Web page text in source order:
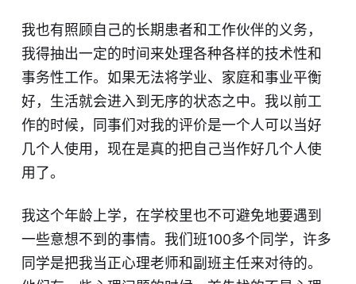
我也有照顾自己的长期患者和工作伙伴的义务，
我得抽出一定的时间来处理各种各样的技术性和
事务性工作。如果无法将学业、家庭和事业平衡
好，生活就会进入到无序的状态之中。我以前工
作的时候，同事们对我的评价是一个人可以当好
几个人使用，现在是真的把自己当作好几个人使
用了。
我这个年龄上学，在学校里也不可避免地要遇到
一些意想不到的事情。我们班100多个同学，许多
同学是把我当正心理老师和副班主任来对待的。